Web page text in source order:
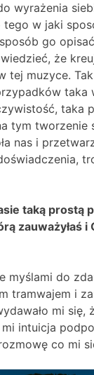
wyrażenia
w jaki
go
że
tej muzyce.
taka
taka
tym tworzenie
nas i
taką prostą
zauważyłaś i
myślami do
tramwajem i
mi się,
intuicja
co mi